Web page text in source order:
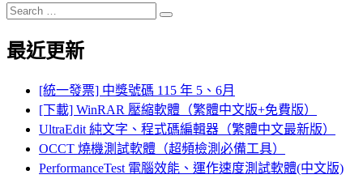
Search
for:
Search
最近更新
[統一發票] 中獎號碼 115 年 5、6月
[下載] WinRAR 壓縮軟體（繁體中文版+免費版）
UltraEdit 純文字、程式碼編輯器（繁體中文最新版）
OCCT 燒機測試軟體（超頻檢測必備工具）
PerformanceTest 電腦效能、運作速度測試軟體(中文版)